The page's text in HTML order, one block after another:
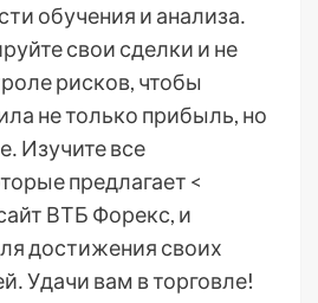
обучения и анализа․
свои сделки и не
рисков, чтобы
не только прибыль, но
Изучите все
предлагает <
ВТБ Форекс, и
достижения своих
Удачи вам в торговле!